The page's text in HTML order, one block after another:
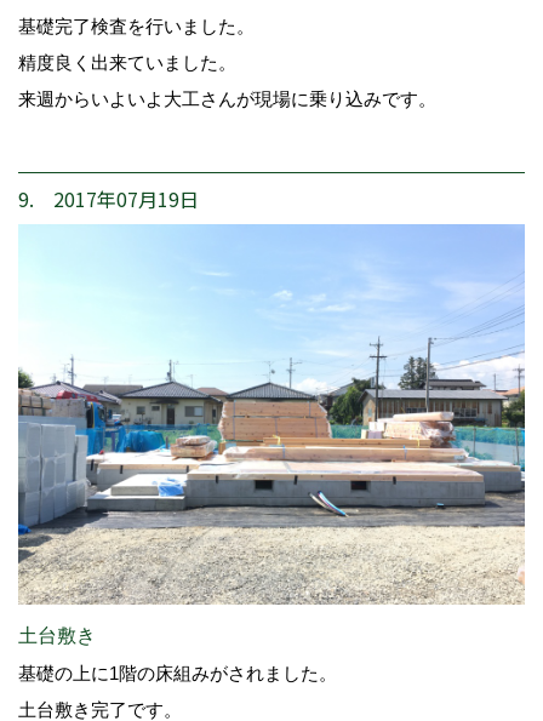
基礎完了検査を行いました。
精度良く出来ていました。
来週からいよいよ大工さんが現場に乗り込みです。
9. 2017年07月19日
土台敷き
基礎の上に1階の床組みがされました。
土台敷き完了です。